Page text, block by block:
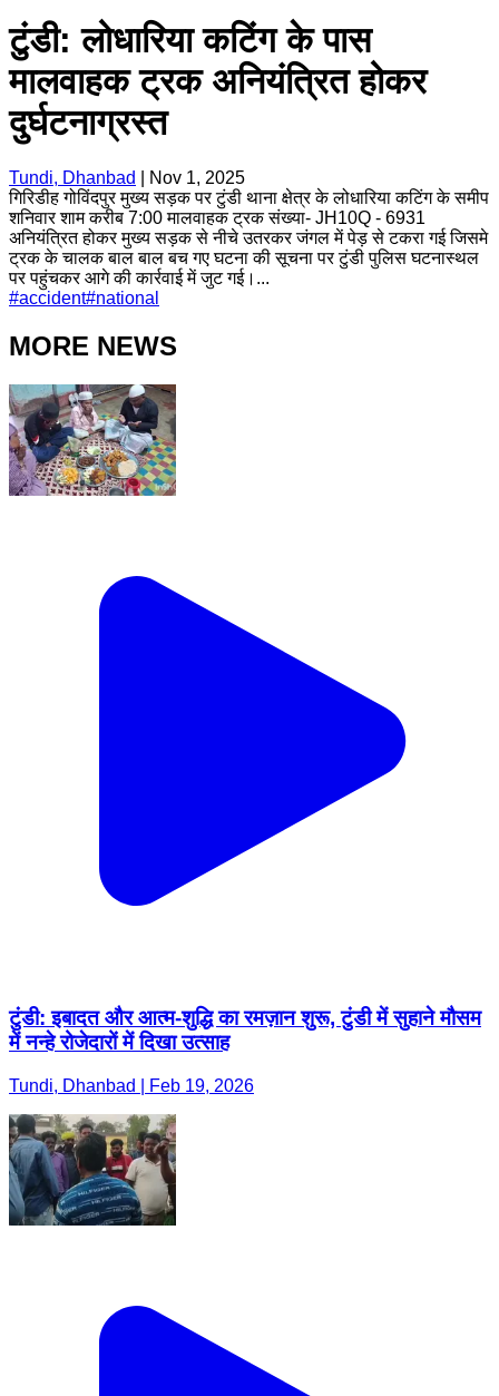
टुंडी: लोधारिया कटिंग के पास
मालवाहक ट्रक अनियंत्रित होकर
दुर्घटनाग्रस्त
Tundi, Dhanbad
Nov 1, 2025
गिरिडीह गोविंदपुर मुख्य सड़क पर टुंडी थाना क्षेत्र के लोधारिया कटिंग के समीप
शनिवार शाम करीब 7:00 मालवाहक ट्रक संख्या- JH10Q - 6931
अनियंत्रित होकर मुख्य सड़क से नीचे उतरकर जंगल में पेड़ से टकरा गई जिसमे
ट्रक के चालक बाल बाल बच गए घटना की सूचना पर टुंडी पुलिस घटनास्थल
पर पहुंचकर आगे की कार्रवाई में जुट गई।...
#accident#national
MORE NEWS
टुंडी: इबादत और आत्म-शुद्धि का रमज़ान शुरू, टुंडी में सुहाने मौसम
में नन्हे रोजेदारों में दिखा उत्साह
Tundi, Dhanbad | Feb 19, 2026